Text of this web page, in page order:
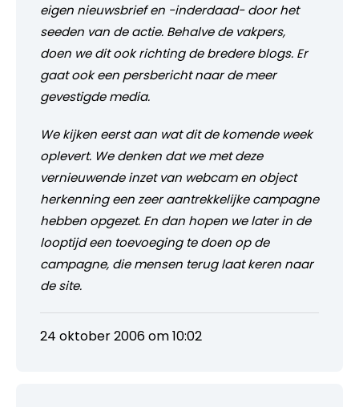
eigen nieuwsbrief en -inderdaad- door het
seeden van de actie. Behalve de vakpers,
doen we dit ook richting de bredere blogs. Er
gaat ook een persbericht naar de meer
gevestigde media.
We kijken eerst aan wat dit de komende week
oplevert. We denken dat we met deze
vernieuwende inzet van webcam en object
herkenning een zeer aantrekkelijke campagne
hebben opgezet. En dan hopen we later in de
looptijd een toevoeging te doen op de
campagne, die mensen terug laat keren naar
de site.
24 oktober 2006 om 10:02